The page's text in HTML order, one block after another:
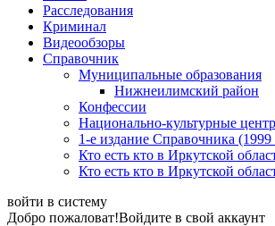
Расследования
Криминал
Видеообзоры
Справочник
Муниципальные образования
Нижнеилимский район
Конфессии
Национально-культурные
1-е издание Справочника (1999
Кто есть кто в Иркутской
Кто есть кто в Иркутской
войти в систему
Добро пожаловат!Войдите в свой аккаунт